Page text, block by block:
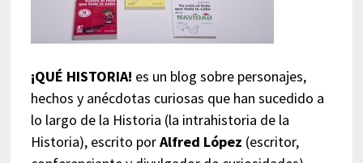
¡QUÉ HISTORIA! es un blog sobre personajes,
hechos y anécdotas curiosas que han sucedido a
lo largo de la Historia (la intrahistoria de la
Historia), escrito porAlfred López (escritor,